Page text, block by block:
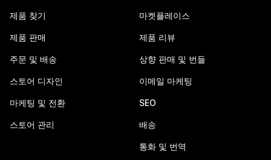
제품 찾기
제품 판매
주문 및 배송
스토어 디자인
마케팅 및 전환
스토어 관리
마켓플레이스
제품 리뷰
상향 판매 및 번들
이메일 마케팅
SEO
배송
통화 및 번역